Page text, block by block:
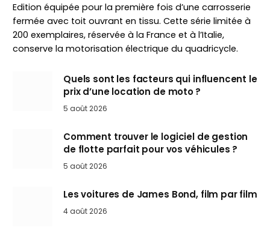
Edition équipée pour la première fois d’une carrosserie
fermée avec toit ouvrant en tissu. Cette série limitée à
200 exemplaires, réservée à la France et à l’Italie,
conserve la motorisation électrique du quadricycle.
Quels sont les facteurs qui influencent le
prix d’une location de moto ?
5 août 2026
Comment trouver le logiciel de gestion
de flotte parfait pour vos véhicules ?
5 août 2026
Les voitures de James Bond, film par film
4 août 2026